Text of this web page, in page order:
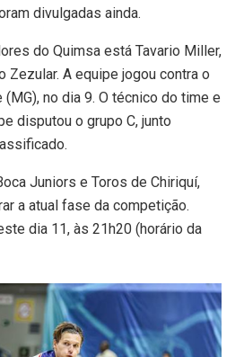
divulgadas ainda.
do Quimsa está Tavario Miller,
Zezular. A equipe jogou contra o
no dia 9. O técnico do time e
disputou o grupo C, junto
Juniors e Toros de Chiriquí,
a atual fase da competição.
dia 11, às 21h20 (horário da